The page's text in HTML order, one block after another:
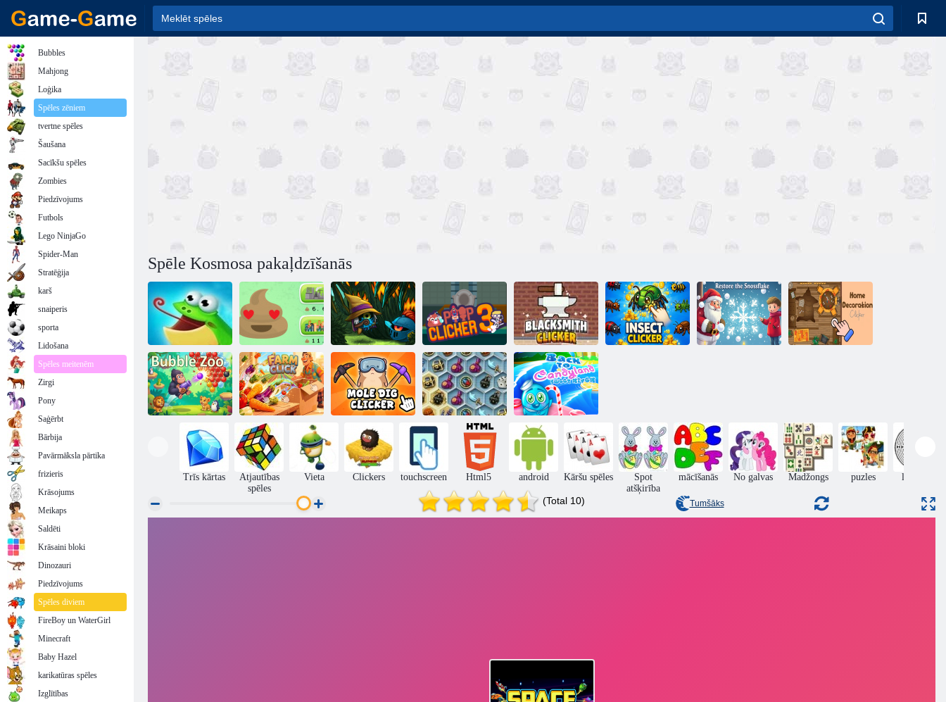
Spēle Kosmosa pakaļdzīšanās
Noķer vardi Poop Clicker 2 Orkio Poop Clicker 3 Kalēja Clicker
Burbuļa
zoodārzs
Farm Click
Mole Dig
Clicker
Dārgumi Mystic
jūras
Atpakaļ uz
Candyland
Sweet River
Trīs kārtas
Atjautības
spēles
Vieta Clickers touchscreen Html5 android Kāršu spēles
Spot
atšķirība
mācīšanās No galvas Madžongs puzles labirints
(Total 10) Tumšāks
Bubbles
Mahjong
Loģika
Spēles zēniem
tvertne spēles
Šaušana
Sacīkšu spēles
Zombies
Piedzīvojums
Futbols
Lego NinjaGo
Spider-Man
Stratēģija
karš
snaiperis
sporta
Lidošana
Spēles meitenēm
Zirgi
Pony
Saģērbt
Bārbija
Pavārmāksla pārtika
frizieris
Krāsojums
Meikaps
Saldēti
Krāsaini bloki
Dinozauri
Piedzīvojums
Spēles diviem
FireBoy un WaterGirl
Minecraft
Baby Hazel
karikatūras spēles
Izglītības